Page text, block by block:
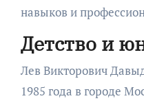
навыков и
Детство и
Лев Викторович
1985 года в городе